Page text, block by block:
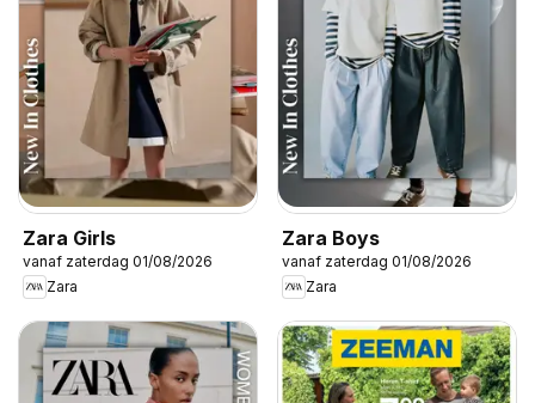
Zara Girls
vanaf zaterdag 01/08/2026
Zara
Zara Boys
vanaf zaterdag 01/08/2026
Zara